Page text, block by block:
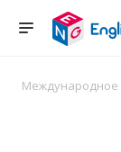
Международное